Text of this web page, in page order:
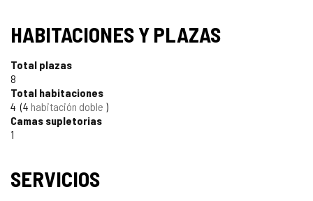
SELLO
TURISMO
DE
CONFIANZA
HABITACIONES Y PLAZAS
Total plazas
8
Total habitaciones
4 4 habitación doble
Camas supletorias
1
SERVICIOS